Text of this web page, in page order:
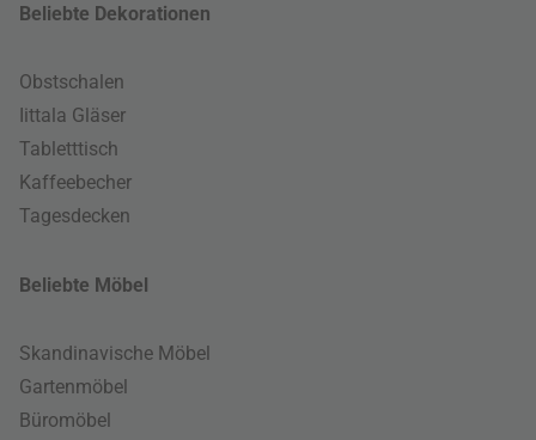
Beliebte Dekorationen
Obstschalen
Iittala Gläser
Tabletttisch
Kaffeebecher
Tagesdecken
Beliebte Möbel
Skandinavische Möbel
Gartenmöbel
Büromöbel